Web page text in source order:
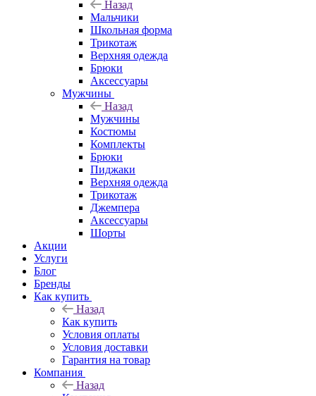
Назад
Мальчики
Школьная форма
Трикотаж
Верхняя одежда
Брюки
Аксессуары
Мужчины
Назад
Мужчины
Костюмы
Комплекты
Брюки
Пиджаки
Верхняя одежда
Трикотаж
Джемпера
Аксессуары
Шорты
Акции
Услуги
Блог
Бренды
Как купить
Назад
Как купить
Условия оплаты
Условия доставки
Гарантия на товар
Компания
Назад